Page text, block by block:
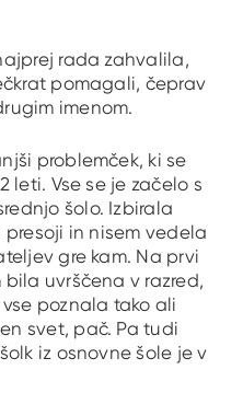
rada zahvalila,
pomagali, čeprav
imenom.
problemček, ki se
leti. Vse se je začelo s
šolo. Izbirala
presoji in nisem vedela
gre kam. Na prvi
bila uvrščena v razred,
vse poznala tako ali
svet, pač. Pa tudi
iz osnovne šole je v